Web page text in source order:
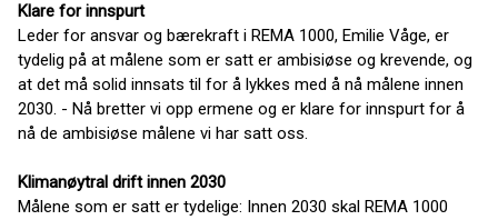
Klare for innspurt
Leder for ansvar og bærekraft i REMA 1000, Emilie Våge, er
tydelig på at målene som er satt er ambisiøse og krevende, og
at det må solid innsats til for å lykkes med å nå målene innen
2030. - Nå bretter vi opp ermene og er klare for innspurt for å
nå de ambisiøse målene vi har satt oss. ​
Klimanøytral drift innen 2030
Målene som er satt er tydelige: Innen 2030 skal REMA 1000